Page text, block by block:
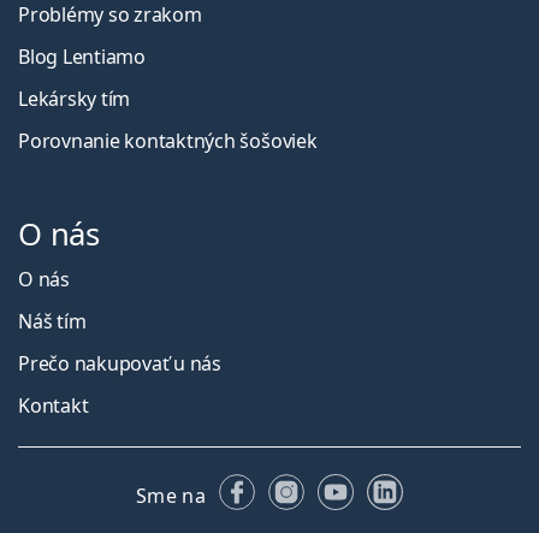
Problémy so zrakom
Blog Lentiamo
Lekársky tím
Porovnanie kontaktných šošoviek
O nás
O nás
Náš tím
Prečo nakupovať u nás
Kontakt
Sme na FacebookuInstagrame
YouTubeLinkedIn